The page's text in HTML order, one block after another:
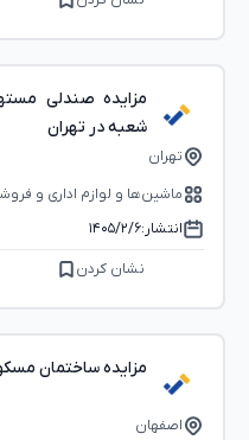
مزایده صندلی
شعبه در تهران
تهران
ماشین‌ها و لوازم اداری و
انتشار:۱۴۰۵/۲/۶
نشان کردن
مزایده ساختمان
اصفهان